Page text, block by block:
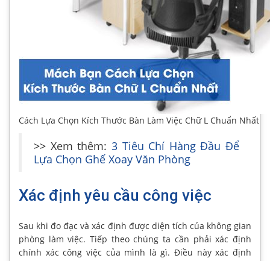
Cách Lựa Chọn Kích Thước Bàn Làm Việc Chữ L Chuẩn Nhất
>> Xem thêm: 3 Tiêu Chí Hàng Đầu Để
Lựa Chọn Ghế Xoay Văn Phòng
Xác định yêu cầu công việc
Sau khi đo đạc và xác định được diện tích của không gian
phòng làm việc. Tiếp theo chúng ta cần phải xác định
chính xác công việc của mình là gì. Điều này xác định